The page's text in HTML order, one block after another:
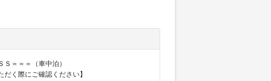
＝＝＝（車中泊）
く際にご確認ください】